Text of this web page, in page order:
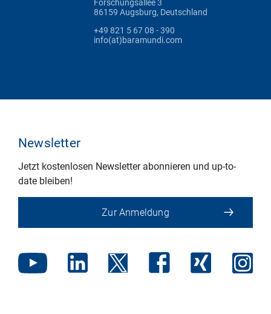
Forschungsallee 3
86159 Augsburg, Deutschland
+49 821 5 67 08 - 390
info(at)baramundi.com
Newsletter
Jetzt kostenlosen Newsletter abonnieren und up-to-
date bleiben!
Zur Anmeldung